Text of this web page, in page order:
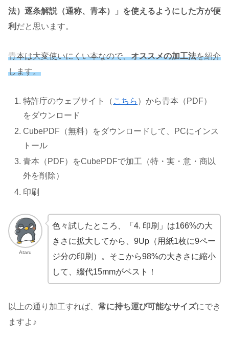
法）逐条解説（通称、青本）」を使えるようにした方が便
利 だと思います。
青本は大変使いにくい本なので、オススメの加工法を紹介
します。
特許庁のウェブサイト（ こちら ）から青本（PDF）
をダウンロード
CubePDF（無料）をダウンロードして、PCにインス
トール
青本（PDF）をCubePDFで加工（特・実・意・商以
外を削除）
印刷
Ataru
色々試したところ、「4. 印刷」は166%の大
きさに拡大してから、9Up（用紙1枚に9ペー
ジ分の印刷）。そこから98%の大きさに縮小
して、綴代15mmがベスト！
以上の通り加工すれば、 常に持ち運び可能なサイズにでき
ますよ♪